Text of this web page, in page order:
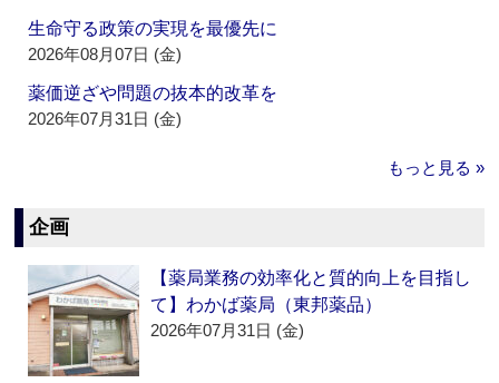
生命守る政策の実現を最優先に
2026年08月07日 (金)
薬価逆ざや問題の抜本的改革を
2026年07月31日 (金)
もっと見る »
企画
【薬局業務の効率化と質的向上を目指し
て】わかば薬局（東邦薬品）
2026年07月31日 (金)